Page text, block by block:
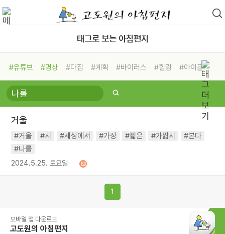
태그로 보는 아침편지
#유튜브 #명상 #다짐 #계획 #바이러스 #힐링
#아이들
#비전캠프
#독서캠프 #삶
#희망
#나눔 #친구 #링컨학교
#독서
거울
#거울 #시 #세상에서 #가장 #짧은 #가짧시
#본다
#나를
2024.5.25. 토요일
1
모바일 앱 다운로드
고도원의 아침편지